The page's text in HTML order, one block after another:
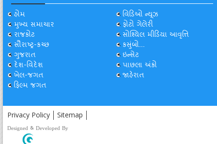
હોમ
મુખ્ય સમાચાર
રાજકોટ
સૌરાષ્ટ્ર-કચ્છ
ગુજરાત
દેશ-વિદેશ
ખેલ-જગત
ફિલ્મ જગત
વિડિઓ ન્યૂઝ
ફોટો ગેલેરી
સોશ્યિલ મીડિયા આવૃત્તિ
કસુંબો...
ઇન્સેટ
પાછલા અંકો
જાહેરાત
Privacy Policy Sitemap
Designed & Developed By